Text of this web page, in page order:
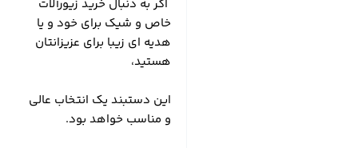
اگر به دنبال خرید زیورآلات
خاص و شیک برای خود و یا
هدیه ای زیبا برای عزیزانتان
هستید،
این دستبند یک انتخاب عالی
و مناسب خواهد بود.